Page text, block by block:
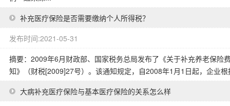
补充医疗保险是否需要缴纳个人所得税？
发布时间:2021-05-31
摘要：2009年6月财政部、国家税务总局发布了《关于补充养老保险
知》（财税[2009]27号）。该通知规定，自2008年1月1日起，企业
大病补充医疗保险与基本医疗保险的关系怎么样